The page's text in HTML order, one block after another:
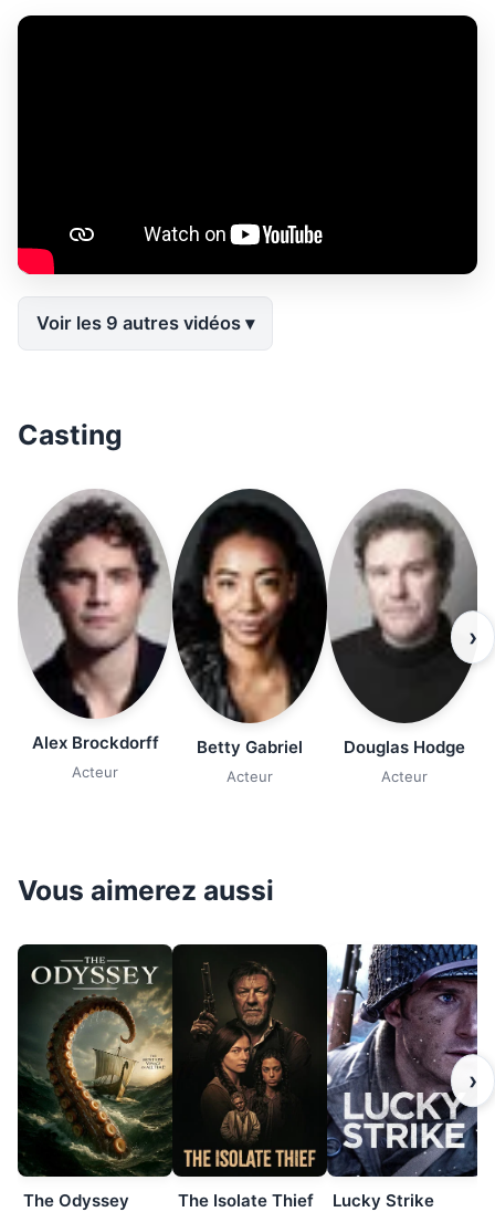
Voir les 9 autres vidéos
Casting
Alex Brockdorff
Acteur
Betty Gabriel
Acteur
Douglas Hodge
Acteur
›
Vous aimerez aussi
The Odyssey The Isolate Thief Lucky Strike
›